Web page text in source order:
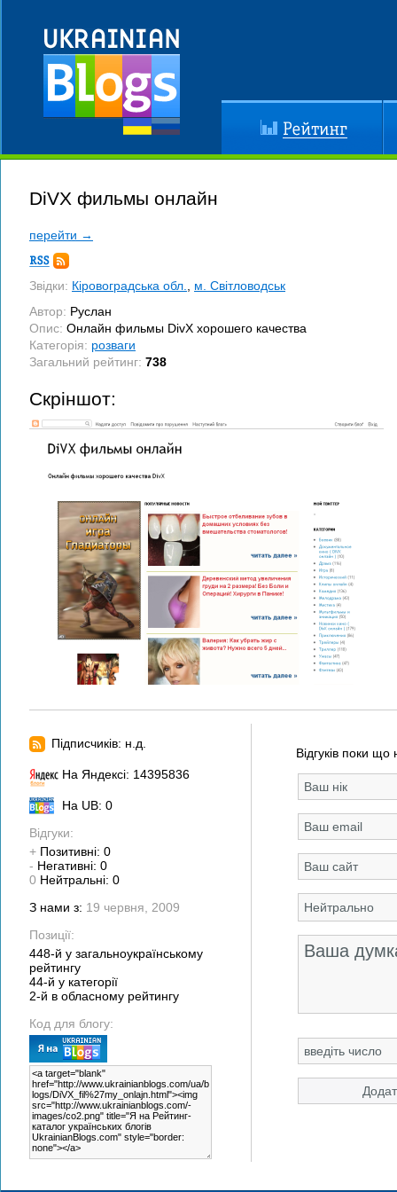
Рейтинг
DiVX фильмы онлайн
перейти →
Підписка
Звідки: Кіровоградська обл.
м. Світловодськ
Автор: Руслан
Опис: Онлайн фильмы DivX хорошего качества
Категорія: розваги
Загальний рейтинг: 738
Скріншот:
Підписчиків: н.д.
На Яндексі: 14395836
На UB: 0
Відгуки:
+ Позитивні: 0
- Негативні: 0
0 Нейтральні: 0
З нами з: 19 червня, 2009
Позиції:
448-й у загальноукраїнському
рейтингу
44-й у категорії
2-й в обласному рейтингу
Код для блогу:
Відгуків поки